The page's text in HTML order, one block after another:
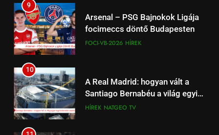
9
Arsenal – PSG Bajnokok Ligája
focimeccs döntő Budapesten
FOCI-VB-2026 HÍREK
10
A Real Madrid: hogyan vált a
Santiago Bernabéu a világ egyik
legmodernebb arénájává?
HÍREK NATGEO TV
18
Családpolitikai nagyágyú:
Tényleg Európa legnagyobb
adókedvezménye jött most el?
1
Kedves John! 2010 Film –
Érmékbe zárt szeretet: A
numizmatika mint sorsfordító